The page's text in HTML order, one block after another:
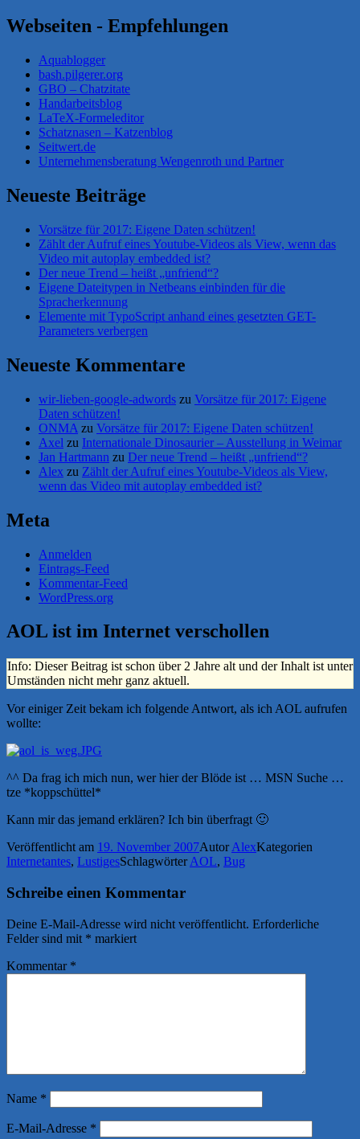
Webseiten - Empfehlungen
Aquablogger
bash.pilgerer.org
GBO – Chatzitate
Handarbeitsblog
LaTeX-Formeleditor
Schatznasen – Katzenblog
Seitwert.de
Unternehmensberatung Wengenroth und Partner
Neueste Beiträge
Vorsätze für 2017: Eigene Daten schützen!
Zählt der Aufruf eines Youtube-Videos als View, wenn das
Video mit autoplay embedded ist?
Der neue Trend – heißt „unfriend“?
Eigene Dateitypen in Netbeans einbinden für die
Spracherkennung
Elemente mit TypoScript anhand eines gesetzten GET-
Parameters verbergen
Neueste Kommentare
wir-lieben-google-adwords zu Vorsätze für 2017: Eigene
Daten schützen!
ONMA zu Vorsätze für 2017: Eigene Daten schützen!
Axel zu Internationale Dinosaurier – Ausstellung in Weimar
Jan Hartmann zu Der neue Trend – heißt „unfriend“?
Alex zu Zählt der Aufruf eines Youtube-Videos als View,
wenn das Video mit autoplay embedded ist?
Meta
Anmelden
Eintrags-Feed
Kommentar-Feed
WordPress.org
AOL ist im Internet verschollen
Info: Dieser Beitrag ist schon über 2 Jahre alt und der Inhalt ist unter
Umständen nicht mehr ganz aktuell.
Vor einiger Zeit bekam ich folgende Antwort, als ich AOL aufrufen
wollte:
^^ Da frag ich mich nun, wer hier der Blöde ist … MSN Suche …
tze *koppschüttel*
Kann mir das jemand erklären? Ich bin überfragt 🙂
Veröffentlicht am 19. November 2007AutorAlexKategorien
Internetantes, LustigesSchlagwörterAOL, Bug
Schreibe einen Kommentar
Deine E-Mail-Adresse wird nicht veröffentlicht. Erforderliche
Felder sind mit * markiert
Kommentar *
Name *
E-Mail-Adresse *